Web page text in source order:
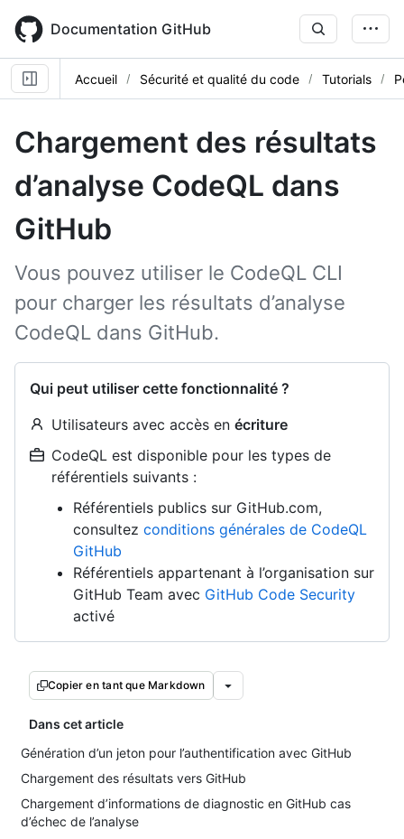
main
content
Documentation GitHub
Accueil Sécurité et qualité du code Tutorials
Chargement des résultats
d’analyse CodeQL dans
GitHub
Vous pouvez utiliser le CodeQL CLI
pour charger les résultats d’analyse
CodeQL dans GitHub.
Qui peut utiliser cette fonctionnalité ?
Utilisateurs avec accès en écriture
CodeQL est disponible pour les types de
référentiels suivants :
Référentiels publics sur GitHub.com,
consultez conditions générales de CodeQL
GitHub
Référentiels appartenant à l’organisation sur
GitHub Team avec GitHub Code Security
activé
Copier en tant que Markdown
Dans cet article
Génération d’un jeton pour l’authentification avec GitHub
Chargement des résultats vers GitHub
Chargement d’informations de diagnostic en GitHub cas
d’échec de l’analyse